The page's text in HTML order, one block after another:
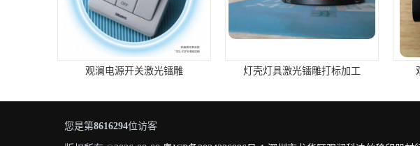
灯壳灯具激光镭雕打标加工 观澜充电器激光镭雕加工 观
您是第8616294位访客